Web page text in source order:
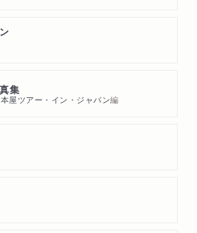
集
屋ツアー・イン・ジャパン編